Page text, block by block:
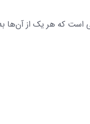
می‌کنیم. این مجموعه شامل 20 عکس از زیبایی